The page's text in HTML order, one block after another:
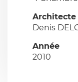
Architecte
Denis
Année
2010